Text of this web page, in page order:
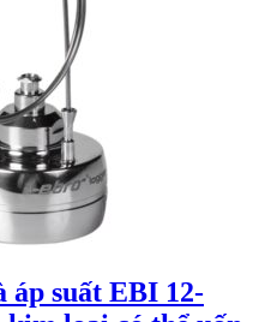
áp suất EBI 12-